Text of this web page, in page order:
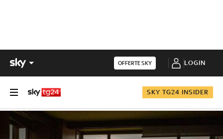
OFFERTE SKY LOGIN
SKY TG24 INSIDER